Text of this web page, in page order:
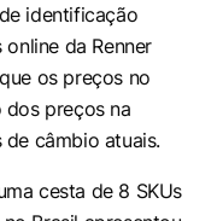
identificação
da Renner
os preços no
dos preços na
câmbio atuais.
cesta de 8 SKUs